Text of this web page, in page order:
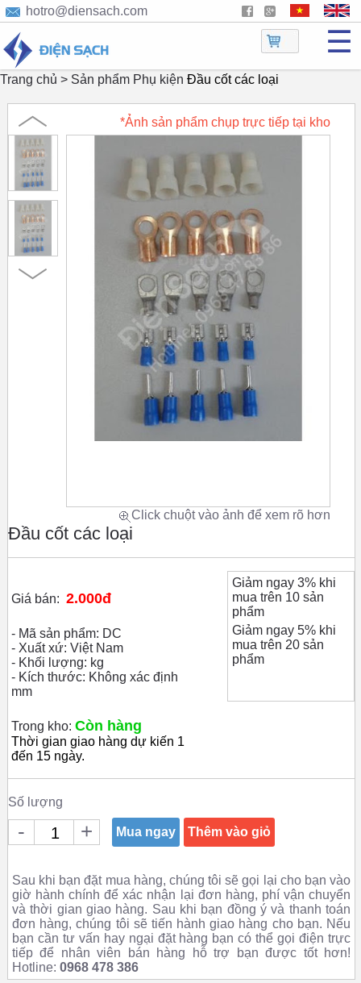
hotro@diensach.com
☰
Trang chủ > Sản phẩm Phụ kiện Đầu cốt các loại
*Ảnh sản phẩm chụp trực tiếp tại kho
Click chuột vào ảnh để xem rõ hơn
Đầu cốt các loại
Giá bán:2.000đ
- Mã sản phẩm: DC
- Xuất xứ: Việt Nam
- Khối lượng: kg
- Kích thước: Không xác định
mm
Trong kho:Còn hàng
Thời gian giao hàng dự kiến 1
đến 15 ngày.
Giảm ngay 3% khi
mua trên 10 sản
phẩm
Giảm ngay 5% khi
mua trên 20 sản
phẩm
Số lượng
- + Mua ngay Thêm vào giỏ
Sau khi bạn đặt mua hàng, chúng tôi sẽ gọi lại cho bạn vào
giờ hành chính để xác nhận lại đơn hàng, phí vận chuyển
và thời gian giao hàng. Sau khi bạn đồng ý và thanh toán
đơn hàng, chúng tôi sẽ tiến hành giao hàng cho bạn. Nếu
bạn cần tư vấn hay ngại đặt hàng bạn có thể gọi điện trực
tiếp để nhân viên bán hàng hỗ trợ bạn được tốt hơn!
Hotline: 0968 478 386